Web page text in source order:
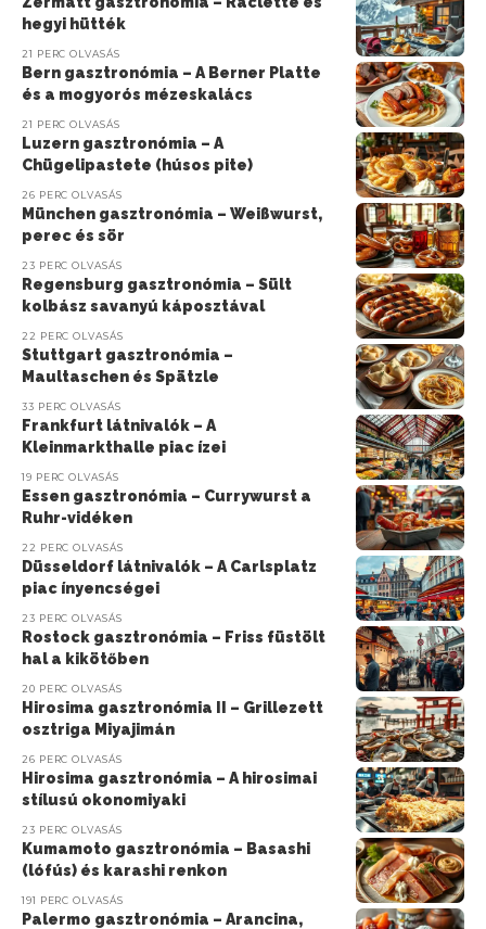
hegyi hütték
21 PERC OLVASÁS
Bern gasztronómia – A Berner Platte
és a mogyorós mézeskalács
21 PERC OLVASÁS
Luzern gasztronómia – A
Chügelipastete (húsos pite)
26 PERC OLVASÁS
München gasztronómia – Weißwurst,
perec és sör
23 PERC OLVASÁS
Regensburg gasztronómia – Sült
kolbász savanyú káposztával
22 PERC OLVASÁS
Stuttgart gasztronómia –
Maultaschen és Spätzle
33 PERC OLVASÁS
Frankfurt látnivalók – A
Kleinmarkthalle piac ízei
19 PERC OLVASÁS
Essen gasztronómia – Currywurst a
Ruhr-vidéken
22 PERC OLVASÁS
Düsseldorf látnivalók – A Carlsplatz
piac ínyencségei
23 PERC OLVASÁS
Rostock gasztronómia – Friss füstölt
hal a kikötőben
20 PERC OLVASÁS
Hirosima gasztronómia II – Grillezett
osztriga Miyajimán
26 PERC OLVASÁS
Hirosima gasztronómia – A hirosimai
stílusú okonomiyaki
23 PERC OLVASÁS
Kumamoto gasztronómia – Basashi
(lófús) és karashi renkon
191 PERC OLVASÁS
Palermo gasztronómia – Arancina,